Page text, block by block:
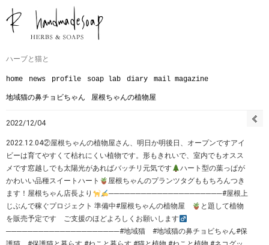
ハーブと猫と
home news profile soap lab diary mail magazine
地域猫の鼻チョビちゃん 屋根ちゃんの植物屋
2022/12/04
2022.12.04②屋根ちゃんの植物屋さん、明日か明後日、オープンですアイ
ビーは育てやすくて枯れにくい植物です。形もきれいで、室内でもオスス
メです窓越しでも太陽光があればバッチリ元気です
ハート型の葉っぱが
かわいい品種スイートハート
屋根ちゃんのプランツタグももちろんつき
ます！屋根ちゃん店長より
─────────────────────#屋根上
じぶんで稼ぐプロジェクト 準備中#屋根ちゃんの植物屋
と題して植物
を販売予定です ご支援のほどよろしくお願いします‍
─────────────────────#地域猫 #地域猫の鼻チョビちゃん#保